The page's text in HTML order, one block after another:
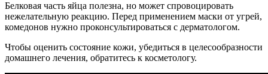
Белковая часть яйца полезна, но может спровоцировать
нежелательную реакцию. Перед применением маски от угрей,
комедонов нужно проконсультироваться с дерматологом.
Чтобы оценить состояние кожи, убедиться в целесообразности
домашнего лечения, обратитесь к косметологу.